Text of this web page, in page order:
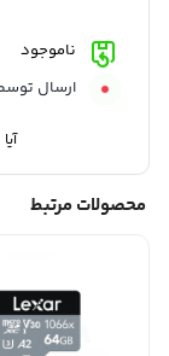
مگابایت در کلاس
است.
ناموجود
ارسال
محصولات مرتبط